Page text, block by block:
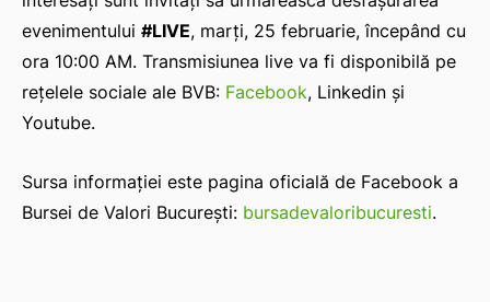
evenimentului #LIVE, marți, 25 februarie, începând cu
ora 10:00 AM. Transmisiunea live va fi disponibilă pe
rețelele sociale ale BVB: Facebook, Linkedin și
Youtube.
Sursa informației este pagina oficială de Facebook a
Bursei de Valori București: bursadevaloribucuresti.